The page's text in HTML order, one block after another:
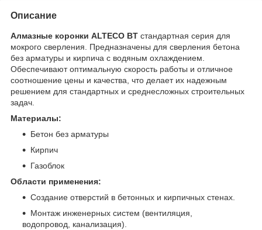
Описание
Алмазные коронки ALTECO BT стандартная серия для
мокрого сверления. Предназначены для сверления бетона
без арматуры и кирпича с водяным охлаждением.
Обеспечивают оптимальную скорость работы и отличное
соотношение цены и качества, что делает их надежным
решением для стандартных и среднесложных строительных
задач.
Материалы:
Бетон без арматуры
Кирпич
Газоблок
Области применения:
Создание отверстий в бетонных и кирпичных стенах.
Монтаж инженерных систем (вентиляция,
водопровод, канализация).